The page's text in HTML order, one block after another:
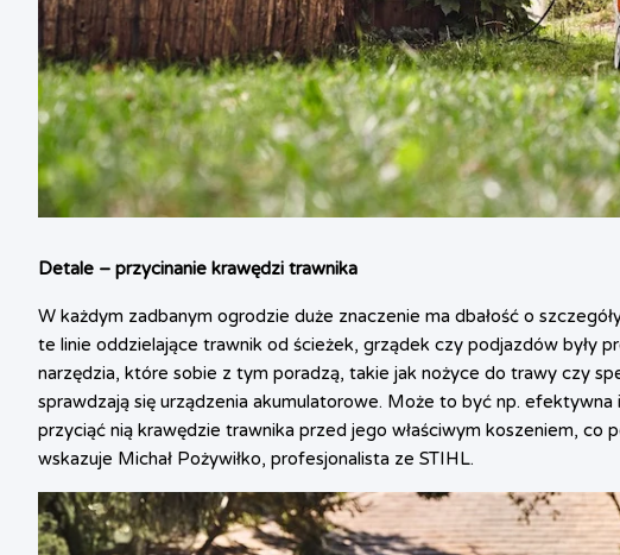
Detale – przycinanie krawędzi trawnika
W każdym zadbanym ogrodzie duże znaczenie ma dbałość o
te linie oddzielające trawnik od ścieżek, grządek czy podjazdów były
narzędzia, które sobie z tym poradzą, takie jak nożyce do trawy czy
sprawdzają się urządzenia akumulatorowe. Może to być np. efektywna
przyciąć nią krawędzie trawnika przed jego właściwym koszeniem, co
wskazuje Michał Pożywiłko, profesjonalista ze STIHL.